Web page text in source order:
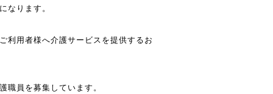
なります。
利用者様へ介護サービスを提供するお
職員を募集しています。